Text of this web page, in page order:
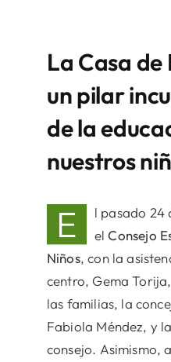
La Casa de
un pilar
de la
nuestros
E
l pasado 24
el Consejo
Niños, con la
centro, Gema
las familias, la
Fabiola Méndez, y
consejo. Asimismo,